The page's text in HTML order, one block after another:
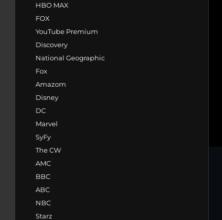
HBO MAX
FOX
YouTube Premium
Discovery
National Geographic
Fox
Amazom
Disney
DC
Marvel
SyFy
The CW
AMC
BBC
ABC
NBC
Starz